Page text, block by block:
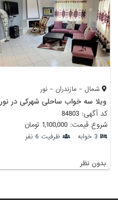
شمال - مازندران - نور
ويلا سه خواب ساحلى شهركى در نور
کد آگهی: 84803
شروع قیمت: 1,100,000 تومان
3 خوابه ظرفیت 6 نفر
بدون نظر